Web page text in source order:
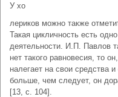
У хо
лериков можно также
Такая цикличность есть
деятельности. И.П. Павлов
нет такого равновесия, то
налегает на свои средства
больше, чем следует, он
[13, с. 104].